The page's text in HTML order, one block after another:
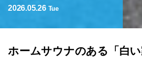
2026.05.26 Tue
ホームサウナのある「白